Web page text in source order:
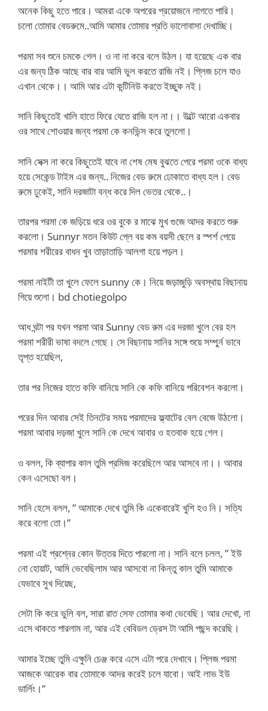
অনেক কিছু হতে পারে। আমরা একে অপরের প্রয়োজনে লাগতে পারি।
চলো তোমার বেডরুমে..আমি আমার তোমার প্রতি ভালোবাসা দেখাচ্ছি।
পরমা সব শুনে চমকে গেল। ও না না করে বলে উঠল। যা হয়েছে এক বার
এর জন্য ঠিক আছে বার বার আমি ভুল করতে রাজি নই। প্লিজ চলে যাও
এখান থেকে।। আমি আর এটা কন্টিনিউ করতে ইচ্ছুক নই।
সানি কিছুতেই খালি হাতে ফিরে যেতে রাজি হল না।। উল্টে আরো একবার
ওর সাথে শোওয়ার জন্য পরমা কে কনভিন্স করে তুললো।
সানি সেক্স না করে কিছুতেই যাবে না শেষ মেষ বুঝতে পেরে পরমা ওকে বাধ্য
হয়ে সেকেন্ড টাইম এর জন্য.. নিজের বেড রুমে ঢোকাতে বাধ্য হল। বেড
রুমে ঢুকেই, সানি দরজাটা বন্ধ করে দিল ভেতর থেকে..।
তারপর পরমা কে জড়িয়ে ধরে ওর বুকে র মাঝে মুখ গুজে আদর করতে শুরু
করলো। Sunnyr মতন কিউট প্লে বয় কম বয়সী ছেলে র স্পর্শ পেয়ে
পরমার শরীরের বাধন খুব তাড়াতাড়ি আলগা হয়ে পড়ল।
পরমা নাইটী তা খুলে ফেলে sunny কে। নিয়ে জড়াজুড়ি অবস্থায় বিছানায়
গিয়ে শুলো। bd chotiegolpo
আধ ঘন্টা পর যখন পরমা আর Sunny বেড রুম এর দরজা খুলে বের হল
পরমা শরীরী ভাষা বদলে গেছে। সে বিছানায় সানির সঙ্গে শুয়ে সম্পুর্ন ভাবে
তৃপ্ত হয়েছিল,
তার পর নিজের হাতে কফি বানিয়ে সানি কে কফি বানিয়ে পরিবেশন করলো।
পরের দিন আবার সেই তিনটের সময় পরমাদের ফ্ল্যাটের বেল বেজে উঠলো।
পরমা আবার দড়জা খুলে সানি কে দেখে আবার ও হতবাক হয়ে গেল।
ও বলল, কি ব্যাপার কাল তুমি প্রমিজ করেছিলে আর আসবে না।। আবার
কেন এসেছো বল।
সানি হেসে বলল, ” আমাকে দেখে তুমি কি একেবারেই খুশি হও নি। সত্যি
করে বলো তো।”
পরমা এই প্রশ্নের কোন উত্তর দিতে পারলো না। সানি বলে চলল, ” ইউ
নো হোয়াট, আমি ভেবেছিলাম আর আসবো না কিন্তু কাল তুমি আমাকে
যেভাবে সুখ দিয়েছ,
সেটা কি করে ভুলি বল, সারা রাত সেফ তোমার কথা ভেবেছি। আর দেখো, না
এসে থাকতে পারলাম না, আর এই বেবিডল ড্রেস টা আমি পছন্দ করেছি।
আমার ইচ্ছে তুমি এক্ষুনি চেঞ্জ করে এসে এটা পরে দেখাবে। প্লিজ পরমা
আজকে আরেক বার তোমাকে আদর করেই চলে যাবো। আই লাভ ইউ
ডার্লিং।”